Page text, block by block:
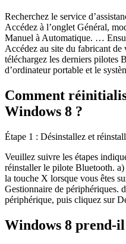
Recherchez le service
Accédez à l’onglet Général,
Manuel à Automatique. …
Accédez au site du fabricant
téléchargez les derniers pilotes
d’ordinateur portable et le
Comment
Windows 8 ?
Étape 1 : Désinstallez et
Veuillez suivre les étapes
réinstaller le pilote Bluetooth.
la touche X lorsque vous êtes
Gestionnaire de périphériques.
périphérique, puis cliquez sur
Windows 8 prend-